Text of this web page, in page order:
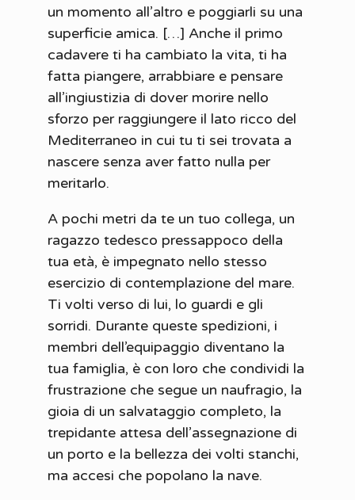
un momento all’altro e poggiarli su una
superficie amica. […] Anche il primo
cadavere ti ha cambiato la vita, ti ha
fatta piangere, arrabbiare e pensare
all’ingiustizia di dover morire nello
sforzo per raggiungere il lato ricco del
Mediterraneo in cui tu ti sei trovata a
nascere senza aver fatto nulla per
meritarlo.
A pochi metri da te un tuo collega, un
ragazzo tedesco pressappoco della
tua età, è impegnato nello stesso
esercizio di contemplazione del mare.
Ti volti verso di lui, lo guardi e gli
sorridi. Durante queste spedizioni, i
membri dell’equipaggio diventano la
tua famiglia, è con loro che condividi la
frustrazione che segue un naufragio, la
gioia di un salvataggio completo, la
trepidante attesa dell’assegnazione di
un porto e la bellezza dei volti stanchi,
ma accesi che popolano la nave.